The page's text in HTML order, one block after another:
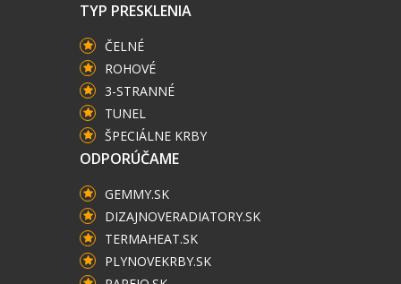
TYP PRESKLENIA
ČELNÉ
ROHOVÉ
3-STRANNÉ
TUNEL
ŠPECIÁLNE KRBY
ODPORÚČAME
GEMMY.SK
DIZAJNOVERADIATORY.SK
TERMAHEAT.SK
PLYNOVEKRBY.SK